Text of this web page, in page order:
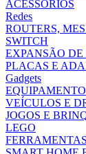
ACESSÓRIOS
Redes
ROUTERS,
SWITCH
EXPANSÃO DE
PLACAS E
Gadgets
VEÍCULOS E
JOGOS E
LEGO